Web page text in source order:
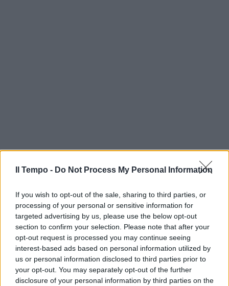
Il Tempo - Do Not Process My Personal Information
If you wish to opt-out of the sale, sharing to third parties, or
processing of your personal or sensitive information for
targeted advertising by us, please use the below opt-out
section to confirm your selection. Please note that after your
opt-out request is processed you may continue seeing
interest-based ads based on personal information utilized by
us or personal information disclosed to third parties prior to
your opt-out. You may separately opt-out of the further
disclosure of your personal information by third parties on the